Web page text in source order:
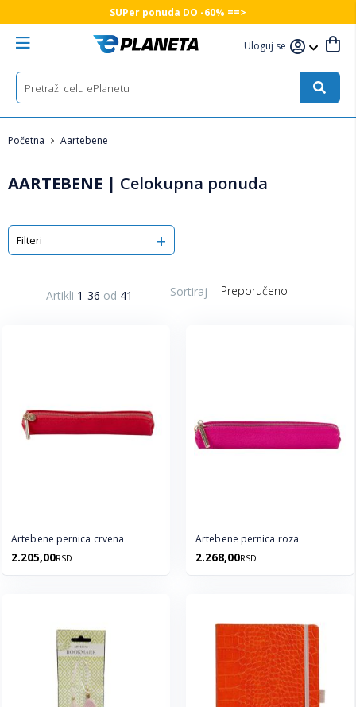
SUPer ponuda DO -60% ==>
Uloguj se
Početna Aartebene
AARTEBENE | Celokupna ponuda
Filteri
Artikli 1 -36 od 41 Sortiraj
Artebene pernica crvena
2.205,00RSD
Artebene pernica roza
2.268,00RSD